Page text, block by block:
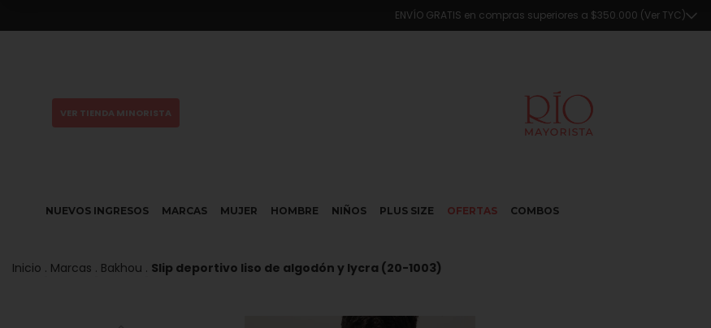
🔥5% OFF en compras superiores a $290.000 en efectivo o transferencia
NUEVOS INGRESOS MARCAS MUJER HOMBRE NIÑOS PLUS SIZE OFERTAS COMBOS
VER TIENDA MINORISTA
Inicio . Marcas . Bakhou . Slip deportivo liso de algodón y lycra (20-1003)